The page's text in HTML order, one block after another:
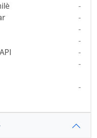
-
-
-
-
-
-
-